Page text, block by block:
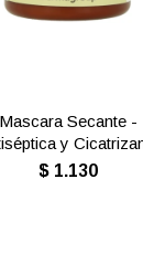
Mascara Secante -
y
$ 1.130